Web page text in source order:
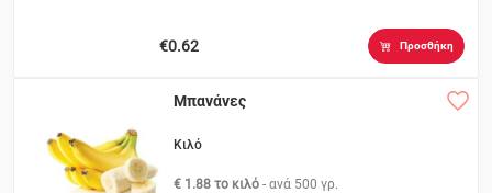
€0.62 Προσθήκη
Μπανάνες
Κιλό
€ 1.88 το κιλό - ανά 500 γρ.